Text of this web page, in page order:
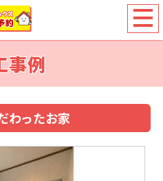
事例
わったお家